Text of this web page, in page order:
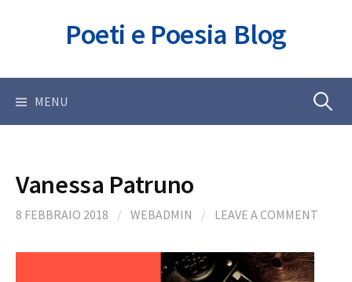
Poeti e Poesia Blog
MENU Ricerca
Vanessa Patruno
8 FEBBRAIO 2018 / WEBADMIN / LEAVE A COMMENT